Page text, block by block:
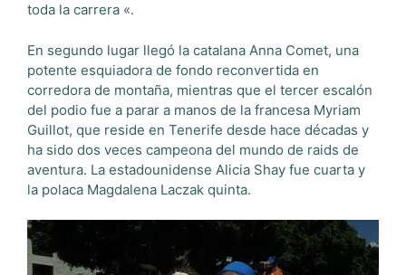
toda la carrera «.
En segundo lugar llegó la catalana Anna Comet, una
potente esquiadora de fondo reconvertida en
corredora de montaña, mientras que el tercer escalón
del podio fue a parar a manos de la francesa Myriam
Guillot, que reside en Tenerife desde hace décadas y
ha sido dos veces campeona del mundo de raids de
aventura. La estadounidense Alicia Shay fue cuarta y
la polaca Magdalena Laczak quinta.